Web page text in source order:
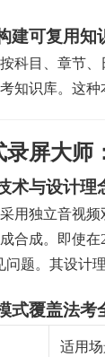
建可复用知
科目、章节
知识库。这
录屏大师
术与设计理
用独立音视
合成。即使
问题。其设计
式覆盖法考
适用